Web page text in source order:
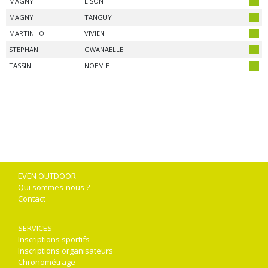
MAGNY
TANGUY
MARTINHO
VIVIEN
STEPHAN
GWANAELLE
TASSIN
NOEMIE
EVEN OUTDOOR
Qui sommes-nous ?
Contact
SERVICES
Inscriptions sportifs
Inscriptions organisateurs
Chronométrage